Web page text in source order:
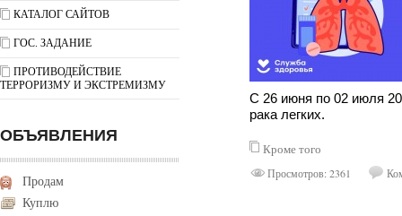
КАТАЛОГ САЙТОВ
ГОС. ЗАДАНИЕ
ПРОТИВОДЕЙСТВИЕ
ТЕРРОРИЗМУ И ЭКСТРЕМИЗМУ
ОБЪЯВЛЕНИЯ
Продам
Куплю
С 26 июня по 02 июля
рака легких.
Кроме того
Просмотров: 2361